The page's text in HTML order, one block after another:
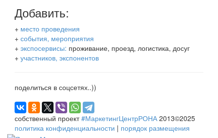
Добавить:
+ место проведения
+ события, мероприятия
+ экспосервисы: проживание, проезд, логистика, досуг
+ участников, экспонентов
поделиться в соцсетях..))
собственный проект#МаркетингЦентрРОНА2013©2025
политика конфиденциальности | порядок размещения